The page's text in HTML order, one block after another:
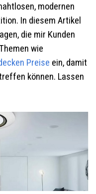
modernen
In diesem Artikel
die mir Kunden
wie
Preise ein, damit
können. Lassen